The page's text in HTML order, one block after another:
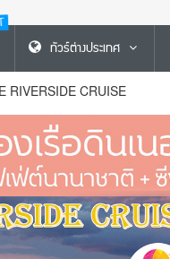
ทัวร์ต่างประเทศ
RIVERSIDE CRUISE